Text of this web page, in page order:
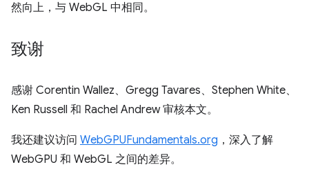
然向上，与 WebGL 中相同。
致谢
感谢 Corentin Wallez、Gregg Tavares、Stephen White、
Ken Russell 和 Rachel Andrew 审核本文。
我还建议访问 WebGPUFundamentals.org ，深入了解
WebGPU 和 WebGL 之间的差异。